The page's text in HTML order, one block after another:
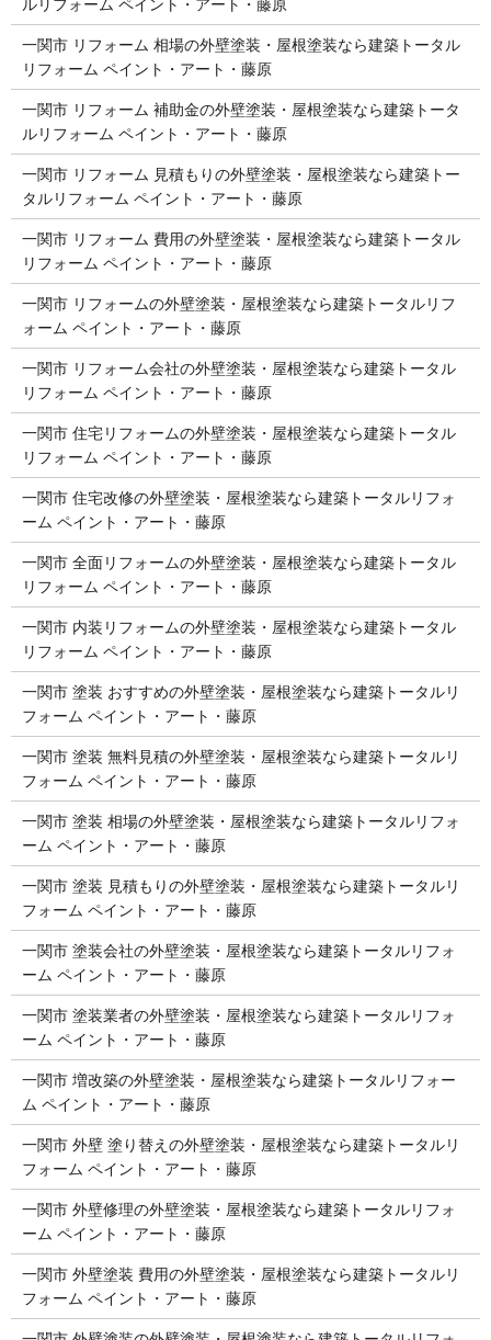
ルリフォーム ペイント・アート・藤原
一関市 リフォーム 相場の外壁塗装・屋根塗装なら建築トータル
リフォーム ペイント・アート・藤原
一関市 リフォーム 補助金の外壁塗装・屋根塗装なら建築トータ
ルリフォーム ペイント・アート・藤原
一関市 リフォーム 見積もりの外壁塗装・屋根塗装なら建築トー
タルリフォーム ペイント・アート・藤原
一関市 リフォーム 費用の外壁塗装・屋根塗装なら建築トータル
リフォーム ペイント・アート・藤原
一関市 リフォームの外壁塗装・屋根塗装なら建築トータルリフ
ォーム ペイント・アート・藤原
一関市 リフォーム会社の外壁塗装・屋根塗装なら建築トータル
リフォーム ペイント・アート・藤原
一関市 住宅リフォームの外壁塗装・屋根塗装なら建築トータル
リフォーム ペイント・アート・藤原
一関市 住宅改修の外壁塗装・屋根塗装なら建築トータルリフォ
ーム ペイント・アート・藤原
一関市 全面リフォームの外壁塗装・屋根塗装なら建築トータル
リフォーム ペイント・アート・藤原
一関市 内装リフォームの外壁塗装・屋根塗装なら建築トータル
リフォーム ペイント・アート・藤原
一関市 塗装 おすすめの外壁塗装・屋根塗装なら建築トータルリ
フォーム ペイント・アート・藤原
一関市 塗装 無料見積の外壁塗装・屋根塗装なら建築トータルリ
フォーム ペイント・アート・藤原
一関市 塗装 相場の外壁塗装・屋根塗装なら建築トータルリフォ
ーム ペイント・アート・藤原
一関市 塗装 見積もりの外壁塗装・屋根塗装なら建築トータルリ
フォーム ペイント・アート・藤原
一関市 塗装会社の外壁塗装・屋根塗装なら建築トータルリフォ
ーム ペイント・アート・藤原
一関市 塗装業者の外壁塗装・屋根塗装なら建築トータルリフォ
ーム ペイント・アート・藤原
一関市 増改築の外壁塗装・屋根塗装なら建築トータルリフォー
ム ペイント・アート・藤原
一関市 外壁 塗り替えの外壁塗装・屋根塗装なら建築トータルリ
フォーム ペイント・アート・藤原
一関市 外壁修理の外壁塗装・屋根塗装なら建築トータルリフォ
ーム ペイント・アート・藤原
一関市 外壁塗装 費用の外壁塗装・屋根塗装なら建築トータルリ
フォーム ペイント・アート・藤原